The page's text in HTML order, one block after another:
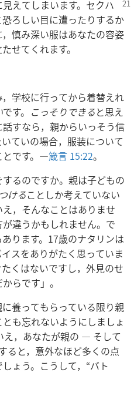
えてしまいます。 セクハ
ろしい目に遭ったりするか
慎み深い服はあなたの容姿
せてくれます。
学校に行ってから着替えれ
です。 こっそりできると思え
すなら，親からいっそう信
ていの場合，服装について
とです。―箴言 15:22。
るのですか。親は子どもの
けることしか考えていない
，そんなことはありませ
違うかもしれません。で
ります。17歳のナタリンは
スをありがたく思っていま
くはないですし，外見のせ
らです」。
養ってもらっている限り親
も忘れないようにしましょ
え，あなたが親の ― そして
ると，意外なほど多くの点
ょう。こうして，“バト